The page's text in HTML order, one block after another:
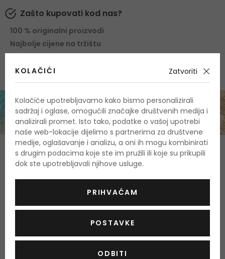
Zašto kupovati kod nas?
100 % originalni proizvodi
Najbolje cijene na tržištu
O proizvodu
Stanje kože Dehidrirana,
Za sve vrste kože
Zaštitni faktor SPF
Visoka zaštita SPF 30 - 50,
KOLAČIĆI Zatvoriti
Kolačiće upotrebljavamo kako bismo personalizirali
sadržaj i oglase, omogućili značajke društvenih medija i
analizirali promet. Isto tako, podatke o vašoj upotrebi
naše web-lokacije dijelimo s partnerima za društvene
medije, oglašavanje i analizu, a oni ih mogu kombinirati
s drugim podacima koje ste im pružili ili koje su prikupili
dok ste upotrebljavali njihove usluge.
PRIHVAĆAM
POSTAVKE
ODBITI